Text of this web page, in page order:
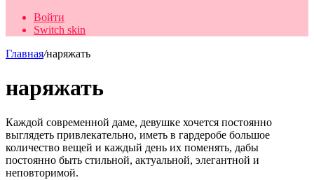
Войти
Switch skin
Главная/наряжать
наряжать
Каждой современной даме, девушке хочется постоянно
выглядеть привлекательно, иметь в гардеробе большое
количество вещей и каждый день их поменять, дабы
постоянно быть стильной, актуальной, элегантной и
неповторимой.